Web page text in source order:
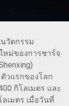
วัตกรรม
หม่ของการชาร์จ
ตัวแรกของโลก
กิโลเมตร และ
เมตร เมื่อวันที่